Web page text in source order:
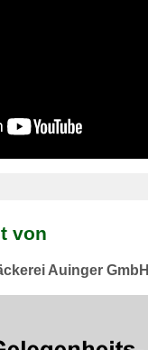
von
Auinger GmbH